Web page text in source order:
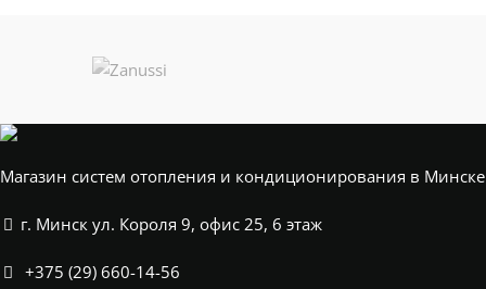
Магазин систем отопления и кондиционирования в Минске
г. Минск ул. Короля 9, офис 25, 6 этаж
+375 (29) 660-14-56